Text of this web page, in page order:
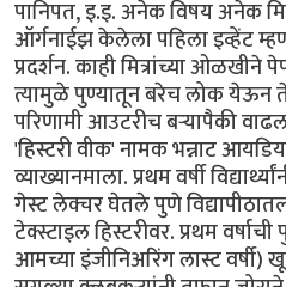
पानिपत, इ.इ. अनेक विषय अनेक
ऑर्गनाईझ केलेला पहिला इव्हेंट
प्रदर्शन. काही मित्रांच्या ओळखीने
त्यामुळे पुण्यातून बरेच लोक येऊन
परिणामी आउटरीच बर्‍यापैकी
'हिस्टरी वीक' नामक भन्नाट
व्याख्यानमाला. प्रथम वर्षी
गेस्ट लेक्चर घेतले पुणे
टेक्स्टाइल हिस्टरीवर. प्रथम वर्षाची
आमच्या इंजीनिअरिंग लास्ट वर्षी)